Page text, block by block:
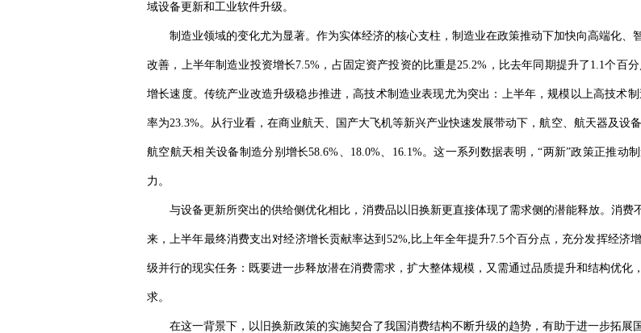
域设备更新和工业软件升级。
制造业领域的变化尤为显著。作为实体经济的核心支柱，制造业在政策推动下加快向高端化、
改善，上半年制造业投资增长7.5%，占固定资产投资的比重是25.2%，比去年同期提升了1.1个百
增长速度。传统产业改造升级稳步推进，高技术制造业表现尤为突出：上半年，规模以上高技术
率为23.3%。从行业看，在商业航天、国产大飞机等新兴产业快速发展带动下，航空、航天器及设
航空航天相关设备制造分别增长58.6%、18.0%、16.1%。这一系列数据表明，“两新”政策正推动
力。
与设备更新所突出的供给侧优化相比，消费品以旧换新更直接体现了需求侧的潜能释放。消
来，上半年最终消费支出对经济增长贡献率达到52%,比上年全年提升7.5个百分点，充分发挥经济
级并行的现实任务：既要进一步释放潜在消费需求，扩大整体规模，又需通过品质提升和结构优
求。
在这一背景下，以旧换新政策的实施契合了我国消费结构不断升级的趋势，有助于进一步拓